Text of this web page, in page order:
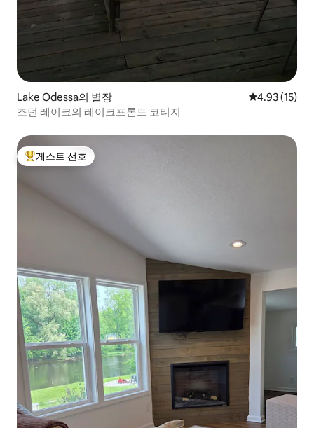
Lake Odessa의 별장 평점 4.93점
4.93 (15)
조던 레이크의 레이크프론트 코티지
상위 게스트 선호
게스트 선호